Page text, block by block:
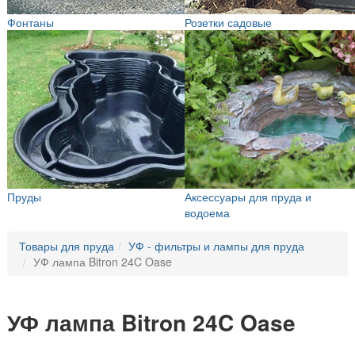
Фонтаны Розетки садовые
Пруды
Аксессуары для пруда и
водоема
Товары для пруда
УФ - фильтры и лампы для пруда
УФ лампа Bitron 24C Oase
УФ лампа Bitron 24C Oase